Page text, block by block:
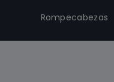
Rompecabezas